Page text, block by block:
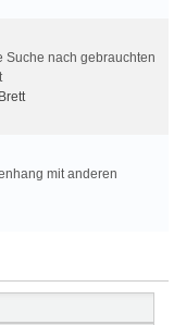
Suche nach gebrauchten
mit anderen